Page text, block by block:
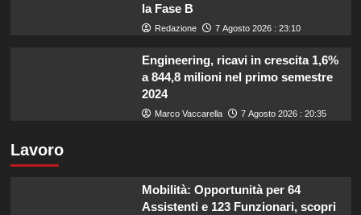
la Fase B
Redazione 7 Agosto 2026 : 23:10
Engineering, ricavi in crescita 1,6%
a 844,8 milioni nel primo semestre
2024
Marco Vaccarella 7 Agosto 2026 : 20:35
Lavoro
Mobilità: Opportunità per 64
Assistenti e 123 Funzionari, scopri